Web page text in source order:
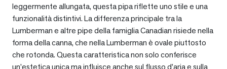
leggermente allungata, questa pipa riflette uno stile e una
funzionalità distintivi. La differenza principale tra la
Lumberman e altre pipe della famiglia Canadian risiede nella
forma della canna, che nella Lumberman è ovale piuttosto
che rotonda. Questa caratteristica non solo conferisce
un’estetica unica ma influisce anche sul flusso d’aria e sulla